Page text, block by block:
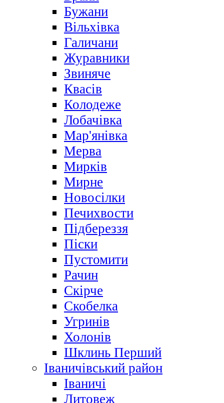
Бужани
Вільхівка
Галичани
Журавники
Звиняче
Квасів
Колодеже
Лобачівка
Мар'янівка
Мерва
Мирків
Мирне
Новосілки
Печихвости
Підбереззя
Піски
Пустомити
Рачин
Скірче
Скобелка
Угринів
Холонів
Шклинь Перший
Іваничівський район
Іваничі
Литовеж